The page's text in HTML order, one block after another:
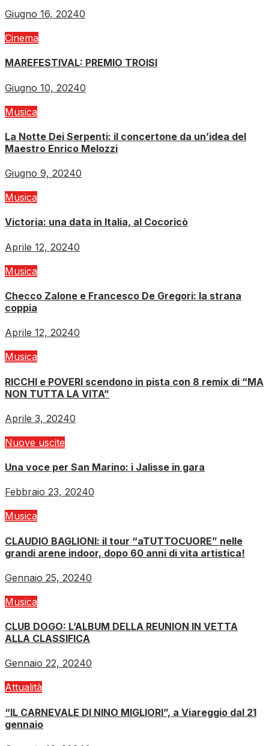
Giugno 16, 20240
Cinema
MAREFESTIVAL: PREMIO TROISI
Giugno 10, 20240
Musica
La Notte Dei Serpenti: il concertone da un’idea del
Maestro Enrico Melozzi
Giugno 9, 20240
Musica
Victoria: una data in Italia, al Cocoricò
Aprile 12, 20240
Musica
Checco Zalone e Francesco De Gregori: la strana
coppia
Aprile 12, 20240
Musica
RICCHI e POVERI scendono in pista con 8 remix di “MA
NON TUTTA LA VITA”
Aprile 3, 20240
Nuove uscite
Una voce per San Marino: i Jalisse in gara
Febbraio 23, 20240
Musica
CLAUDIO BAGLIONI: il tour “aTUTTOCUORE” nelle
grandi arene indoor, dopo 60 anni di vita artistica!
Gennaio 25, 20240
Musica
CLUB DOGO: L’ALBUM DELLA REUNION IN VETTA
ALLA CLASSIFICA
Gennaio 22, 20240
Attualità
“IL CARNEVALE DI NINO MIGLIORI”, a Viareggio dal 21
gennaio